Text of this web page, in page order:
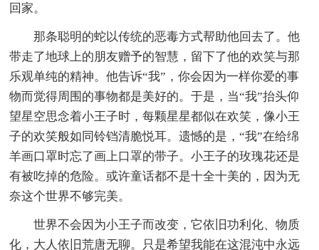
回家。
那条聪明的蛇以传统的恶毒方式帮助他回去了。他
带走了地球上的朋友赠予的智慧，留下了他的欢笑与那
乐观单纯的精神。他告诉“我”，你会因为一样你爱的事
物而觉得周围的事物都是美好的。于是，当“我”抬头仰
望星空思念着小王子时，每颗星星都似在欢笑，像小王
子的欢笑般如同铃铛清脆悦耳。遗憾的是，“我”在给绵
羊画口罩时忘了画上口罩的带子。小王子的玫瑰花还是
有被吃掉的危险。或许童话都不是十全十美的，因为无
奈这个世界不够完美。
世界不会因为小王子而改变，它依旧功利化、物质
化，大人依旧荒唐无聊。只是希望我能在这混沌中永远